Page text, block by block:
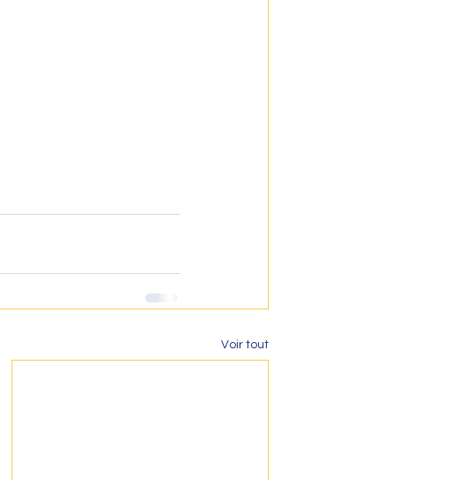
Voir tout